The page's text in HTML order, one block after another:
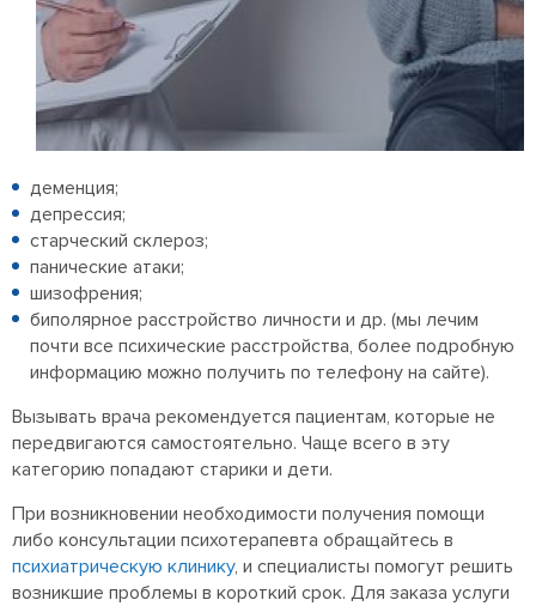
деменция;
депрессия;
старческий склероз;
панические атаки;
шизофрения;
биполярное расстройство личности и др. (мы лечим
почти все психические расстройства, более подробную
информацию можно получить по телефону на сайте).
Вызывать врача рекомендуется пациентам, которые не
передвигаются самостоятельно. Чаще всего в эту
категорию попадают старики и дети.
При возникновении необходимости получения помощи
либо консультации психотерапевта обращайтесь в
психиатрическую клинику, и специалисты помогут решить
возникшие проблемы в короткий срок. Для заказа услуги